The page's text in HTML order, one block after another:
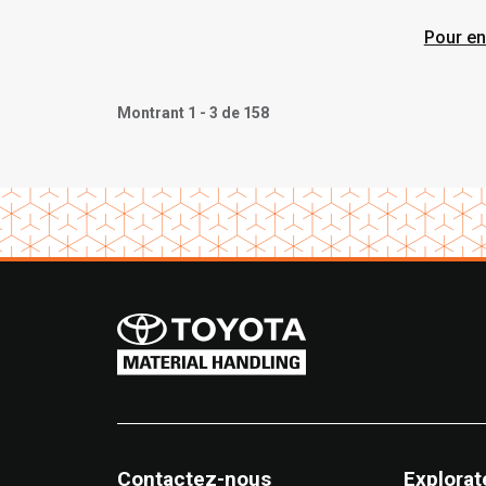
Pour
Montrant 1 - 3 de 158
Contactez-nous